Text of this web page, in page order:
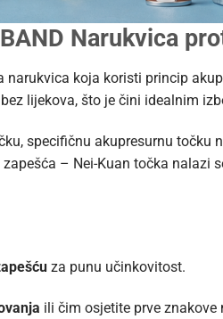
Narukvica
narukvica koja koristi princip
lijekova, što je čini idealnim
specifičnu akupresurnu
– Nei-Kuan točka nalazi
za punu učinkovitost.
ili čim osjetite prve znakove